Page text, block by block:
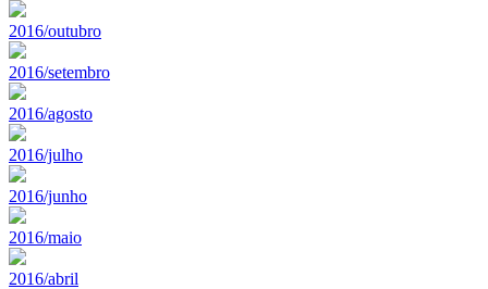
2016/outubro
2016/setembro
2016/agosto
2016/julho
2016/junho
2016/maio
2016/abril